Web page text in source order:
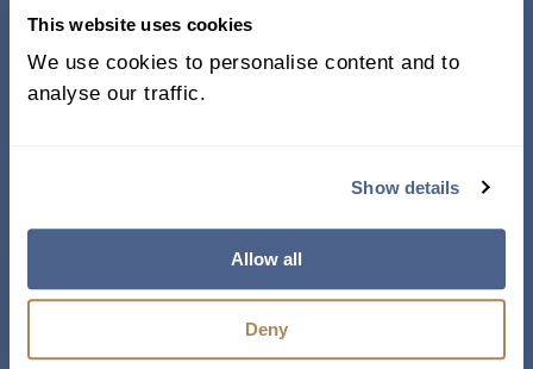
This website uses cookies
We use cookies to personalise content and to
analyse our traffic.
Show details
Allow all
Deny
338, Rue Saint-Antoine E.
Bureau 011, Montréal QC
H2Y 1A3 Canada
Téléphone
514-871-9821/ 1-800-361-8487